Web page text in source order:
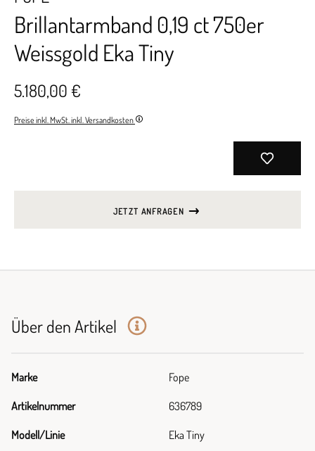
Brillantarmband 0,19 ct 750er
Weissgold Eka Tiny
5.180,00 €
Preise inkl. MwSt. inkl. Versandkosten
JETZT ANFRAGEN
Über den Artikel
Marke Fope
Artikelnummer 636789
Modell/Linie Eka Tiny